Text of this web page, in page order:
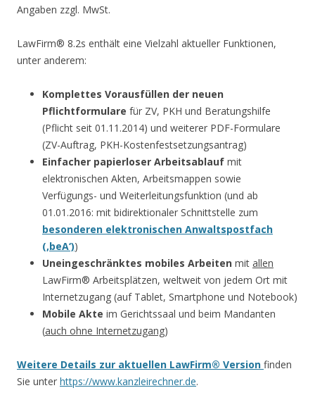
Angaben zzgl. MwSt.
LawFirm® 8.2s enthält eine Vielzahl aktueller Funktionen,
unter anderem:
Komplettes Vorausfüllen der neuen
Pflichtformulare für ZV, PKH und Beratungshilfe
(Pflicht seit 01.11.2014) und weiterer PDF-Formulare
(ZV-Auftrag, PKH-Kostenfestsetzungsantrag)
Einfacher papierloser Arbeitsablauf mit
elektronischen Akten, Arbeitsmappen sowie
Verfügungs- und Weiterleitungsfunktion (und ab
01.01.2016: mit bidirektionaler Schnittstelle zum
besonderen elektronischen Anwaltspostfach
(‚beA‘))
Uneingeschränktes mobiles Arbeiten mit allen
LawFirm® Arbeitsplätzen, weltweit von jedem Ort mit
Internetzugang (auf Tablet, Smartphone und Notebook)
Mobile Akte im Gerichtssaal und beim Mandanten
(auch ohne Internetzugang)
Weitere Details zur aktuellen LawFirm® Version finden
Sie unter https://www.kanzleirechner.de.